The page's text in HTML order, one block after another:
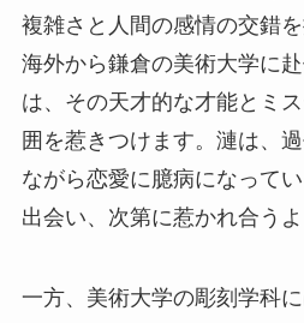
複雑さと人間の感情の交錯を
海外から鎌倉の美術大学に
は、その天才的な才能とミ
囲を惹きつけます。漣は、
ながら恋愛に臆病になって
出会い、次第に惹かれ合うよ
一方、美術大学の彫刻学科